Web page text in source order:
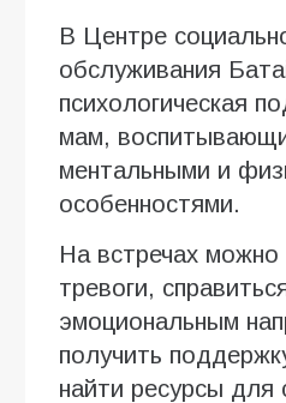
В Центре
обслуживания
психологическая
мам,
ментальными и
особенностями.
На встречах можно
тревоги,
эмоциональным
получить
найти ресурсы для